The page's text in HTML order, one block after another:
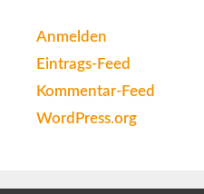
Anmelden
Eintrags-Feed
Kommentar-Feed
WordPress.org